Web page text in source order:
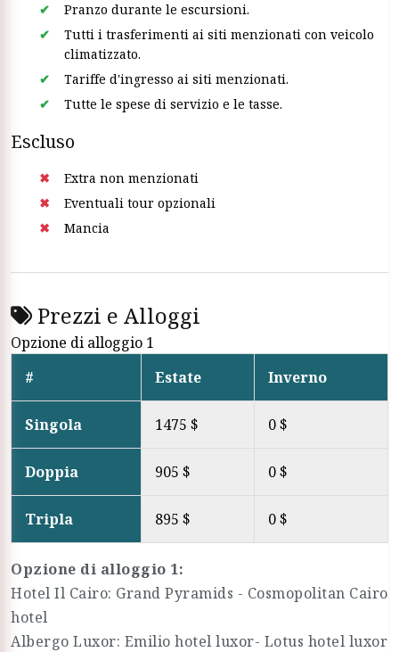
Pranzo durante le escursioni.
Tutti i trasferimenti ai siti menzionati con veicolo
climatizzato.
Tariffe d'ingresso ai siti menzionati.
Tutte le spese di servizio e le tasse.
Escluso
Extra non menzionati
Eventuali tour opzionali
Mancia
Prezzi e Alloggi
Opzione di alloggio 1
#
Estate Inverno
Singola 1475 $ 0 $
Doppia 905 $ 0 $
Tripla 895 $ 0 $
Opzione di alloggio 1:
Hotel Il Cairo: Grand Pyramids - Cosmopolitan Cairo
hotel
Albergo Luxor: Emilio hotel luxor- Lotus hotel luxor